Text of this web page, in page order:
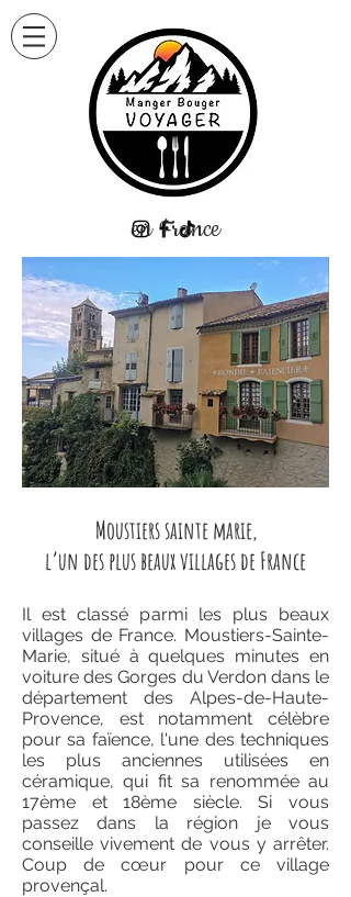
en France
Moustiers sainte marie,
l’un des plus beaux villages de France
Il est classé parmi les plus beaux
villages de France. Moustiers-Sainte-
Marie, situé à quelques minutes en
voiture des Gorges du Verdon dans le
département des Alpes-de-Haute-
Provence, est notamment célèbre
pour sa faïence, l'une des techniques
les plus anciennes utilisées en
céramique, qui fit sa renommée au
17ème et 18ème siècle. Si vous
passez dans la région je vous
conseille vivement de vous y arrêter.
Coup de cœur pour ce village
provençal.